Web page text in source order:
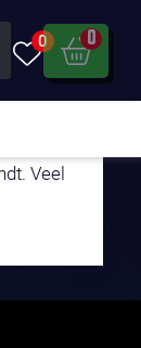
0 0
Veel